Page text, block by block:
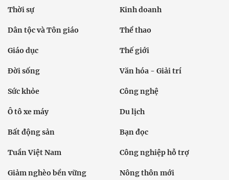
Thời sự Kinh doanh
Dân tộc và Tôn giáo Thể thao
Giáo dục Thế giới
Đời sống Văn hóa - Giải trí
Sức khỏe Công nghệ
Ô tô xe máy Du lịch
Bất động sản Bạn đọc
Tuần Việt Nam Công nghiệp hỗ trợ
Giảm nghèo bền vững Nông thôn mới